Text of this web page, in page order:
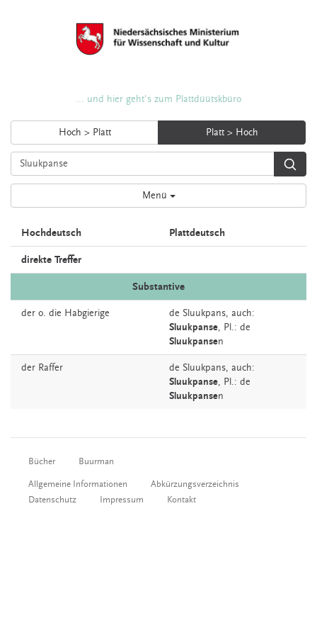
... und hier geht's zum Plattdüütskbüro
Hoch > Platt Platt > Hoch
Menü
Hochdeutsch Plattdeutsch
direkte Treffer
Substantive
der o. die Habgierige de Sluukpans, auch:
Sluukpanse, Pl.: de
Sluukpansen
der Raffer de Sluukpans, auch:
Sluukpanse, Pl.: de
Sluukpansen
Bücher Buurman
Allgemeine Informationen
Abkürzungsverzeichnis
Datenschutz
Impressum Kontakt